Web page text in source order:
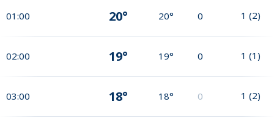
01:00 20° 20° 0 1 (2)
02:00 19° 19° 0 1 (1)
03:00 18° 18° 0 1 (2)